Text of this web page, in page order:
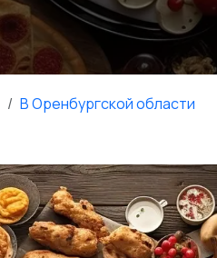
В Оренбургской области